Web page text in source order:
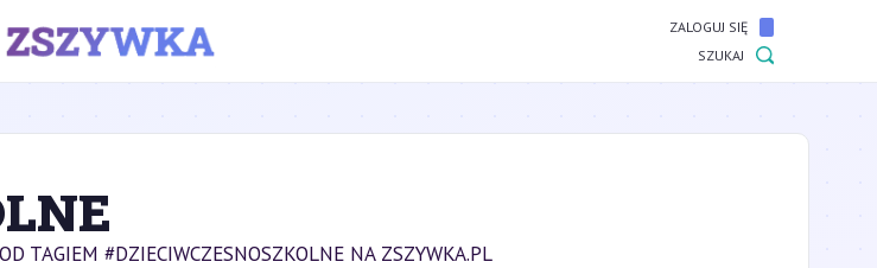
ZALOGUJ SIĘ
SZUKAJ
TAGIEM #DZIECIWCZESNOSZKOLNE NA ZSZYWKA.PL